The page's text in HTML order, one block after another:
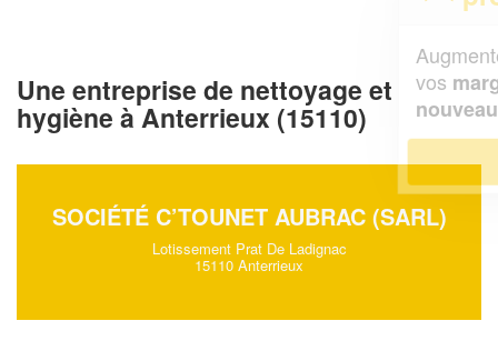
Une entreprise de nettoyage et
hygiène à Anterrieux (15110)
SOCIÉTÉ C’TOUNET AUBRAC (SARL)
Lotissement Prat De Ladignac
15110 Anterrieux
chiffre d'affaireset
vosmargestout en gagnant de
nouveaux clients!
En savoir plus